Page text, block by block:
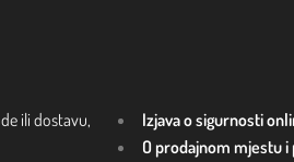
ili dostavu,
Izjava o sigurnosti
O prodajnom mjestu